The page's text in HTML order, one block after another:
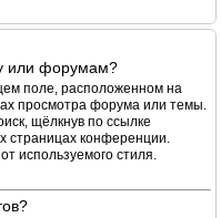
или форумам?
поле, расположенном на
просмотра форума или темы.
щёлкнув по ссылке
страницах конференции.
используемого стиля.